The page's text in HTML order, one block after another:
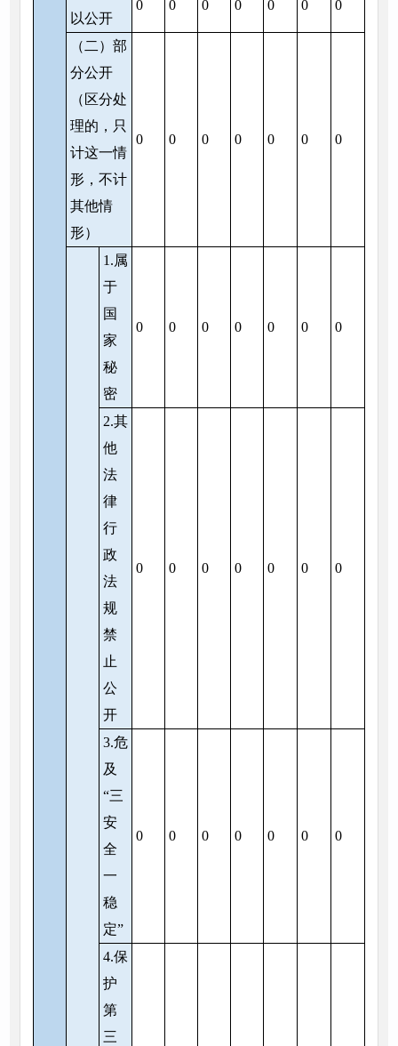
以公开
0 0 0 0 0 0 0
（二）部
分公开
（区分处
理的，只
计这一情
形，不计
其他情
形）
0 0 0 0 0 0 0
1.属
于
国
家
秘
密
0 0 0 0 0 0 0
2.其
他
法
律
行
政
法
规
禁
止
公
开
0 0 0 0 0 0 0
3.危
及
“三
安
全
一
稳
定”
0 0 0 0 0 0 0
4.保
护
第
三